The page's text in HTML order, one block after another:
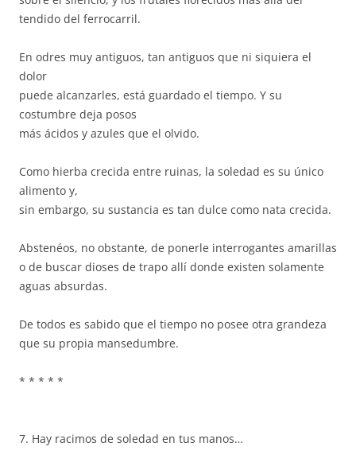
tendido del ferrocarril.
En odres muy antiguos, tan antiguos que ni siquiera el
dolor
puede alcanzarles, está guardado el tiempo. Y su
costumbre deja posos
más ácidos y azules que el olvido.
Como hierba crecida entre ruinas, la soledad es su único
alimento y,
sin embargo, su sustancia es tan dulce como nata crecida.
Abstenéos, no obstante, de ponerle interrogantes amarillas
o de buscar dioses de trapo allí donde existen solamente
aguas absurdas.
De todos es sabido que el tiempo no posee otra grandeza
que su propia mansedumbre.
* * * * *
7. Hay racimos de soledad en tus manos…